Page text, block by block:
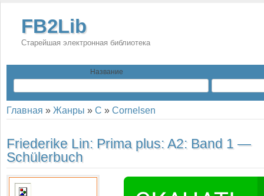
FB2Lib
Старейшая электронная библиотека
Название
Главная » Жанры » C » Cornelsen
Friederike Lin: Prima plus: A2: Band 1 —
Schülerbuch